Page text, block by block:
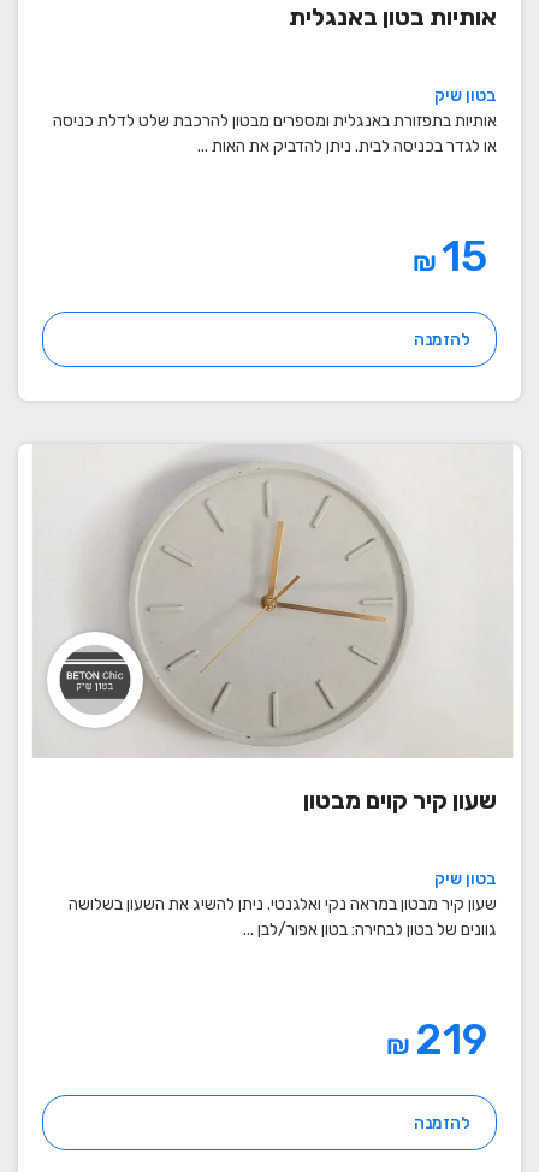
אותיות בטון באנגלית
בטון שיק
אותיות בתפזורת באנגלית ומספרים מבטון להרכבת שלט לדלת כניסה
או לגדר בכניסה לבית. ניתן להדביק את האות ...
₪
להזמנה
שעון קיר קוים מבטון
בטון שיק
שעון קיר מבטון במראה נקי ואלגנטי. ניתן להשיג את השעון בשלושה
גוונים של בטון לבחירה: בטון אפור/לבן ...
₪
להזמנה